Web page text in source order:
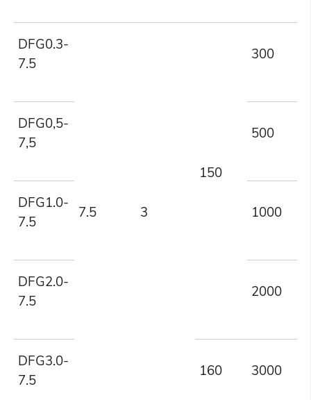
DFG0.3-
7.5
7.5 3
150
300
DFG0,5-
7,5
500
DFG1.0-
7.5
1000
DFG2.0-
7.5
2000
DFG3.0-
7.5
160 3000